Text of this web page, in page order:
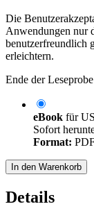
Die
Anwendungen nur
benutzerfreundlich
erleichtern.
Ende der
eBook für
Sofort
Format:
In den Warenkorb
Details